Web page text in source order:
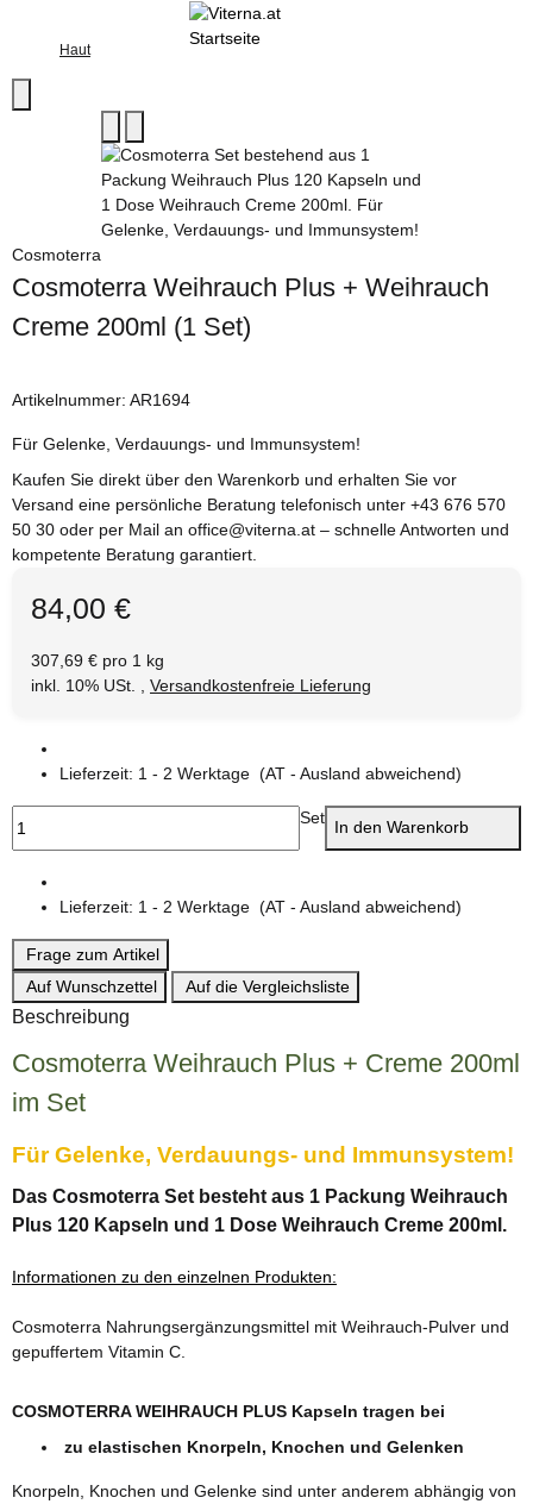
Haut
Cosmoterra
Cosmoterra Weihrauch Plus + Weihrauch
Creme 200ml (1 Set)
Artikelnummer: AR1694
Für Gelenke, Verdauungs- und Immunsystem!
Kaufen Sie direkt über den Warenkorb und erhalten Sie vor
Versand eine persönliche Beratung telefonisch unter +43 676 570
50 30 oder per Mail an office@viterna.at – schnelle Antworten und
kompetente Beratung garantiert.
84,00 €
307,69 € pro 1 kg
inkl. 10% USt. , Versandkostenfreie Lieferung
Lieferzeit: 1 - 2 Werktage (AT - Ausland abweichend)
Set In den Warenkorb
Lieferzeit: 1 - 2 Werktage (AT - Ausland abweichend)
Frage zum Artikel
Auf Wunschzettel
Auf die Vergleichsliste
Beschreibung
Cosmoterra Weihrauch Plus + Creme 200ml
im Set
Für Gelenke, Verdauungs- und Immunsystem!
Das Cosmoterra Set besteht aus 1 Packung Weihrauch
Plus 120 Kapseln und 1 Dose Weihrauch Creme 200ml.
Informationen zu den einzelnen Produkten:
Cosmoterra Nahrungsergänzungsmittel mit Weihrauch-Pulver und
gepuffertem Vitamin C.
COSMOTERRA WEIHRAUCH PLUS Kapseln tragen bei
zu elastischen Knorpeln, Knochen und Gelenken
Knorpeln, Knochen und Gelenke sind unter anderem abhängig von